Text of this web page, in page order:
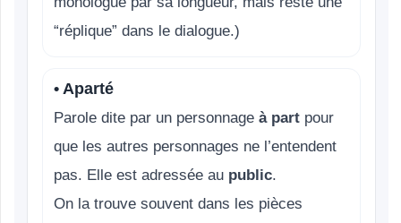
“réplique” dans le dialogue.)
• Aparté
Parole dite par un personnage à part pour
que les autres personnages ne l’entendent
pas. Elle est adressée au public.
On la trouve souvent dans les pièces